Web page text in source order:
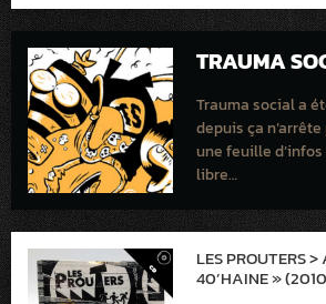
TRAUMA
Trauma social a
depuis ça
une feuille d’infos
libre…
LES PROUTERS
40’HAINE »